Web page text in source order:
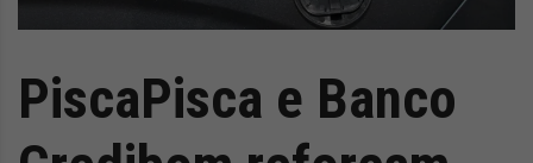
PiscaPisca e Banco